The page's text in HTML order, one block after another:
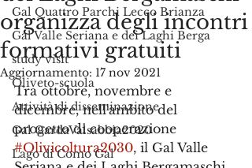
Gal Quattro Parchi Lecco Brianza
Gal Valle Seriana e dei Laghi Berga
study visit
Oliveto-scuola
Attività di disseminazione
Gal GardaValsabbia2020
Lago di Como Gal
organizza degli incontri
formativi gratuiti
Aggiornamento: 17 nov 2021
Tra ottobre, novembre e
dicembre, nell'ambito del
progetto di cooperazione
#Olivicoltura2030, il Gal Valle